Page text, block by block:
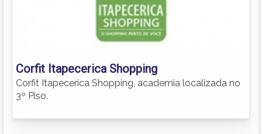
Corfit Itapecerica Shopping
Corfit Itapecerica Shopping, academia localizada no
3º Piso.